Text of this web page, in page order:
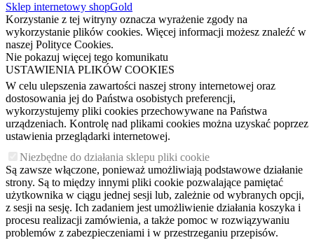
Sklep internetowy shopGold
Korzystanie z tej witryny oznacza wyrażenie zgody na
wykorzystanie plików cookies. Więcej informacji możesz znaleźć w
naszej Polityce Cookies.
Nie pokazuj więcej tego komunikatu
USTAWIENIA PLIKÓW COOKIES
W celu ulepszenia zawartości naszej strony internetowej oraz
dostosowania jej do Państwa osobistych preferencji,
wykorzystujemy pliki cookies przechowywane na Państwa
urządzeniach. Kontrolę nad plikami cookies można uzyskać poprzez
ustawienia przeglądarki internetowej.
Niezbędne do działania sklepu pliki cookie
Są zawsze włączone, ponieważ umożliwiają podstawowe działanie
strony. Są to między innymi pliki cookie pozwalające pamiętać
użytkownika w ciągu jednej sesji lub, zależnie od wybranych opcji,
z sesji na sesję. Ich zadaniem jest umożliwienie działania koszyka i
procesu realizacji zamówienia, a także pomoc w rozwiązywaniu
problemów z zabezpieczeniami i w przestrzeganiu przepisów.